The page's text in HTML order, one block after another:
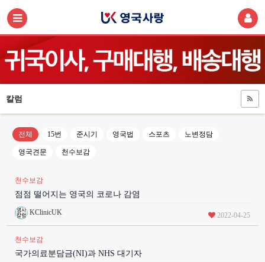
칼럼
전체 15번 준시기 영국법 스포츠 노변정담
영국견문 천수보감
천수보감
점점 떨어지는 영국의 코로나 감염
KClinicUK 2022-04-25
천수보감
국가의료분담금(NI)과 NHS 대기자